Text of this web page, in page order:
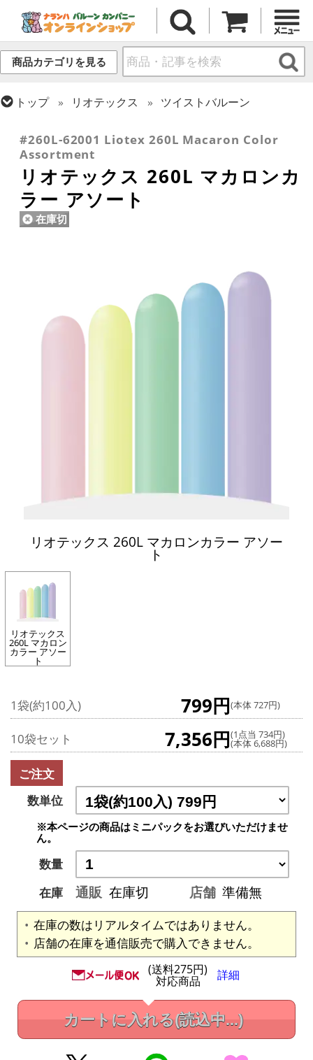
商品カテゴリを見る
トップ リオテックス
ツイストバルーン
#260L-62001 Liotex 260L Macaron Color
Assortment
リオテックス 260L マカロンカ
ラー アソート
在庫切
リオテックス 260L マカロンカラー アソー
ト
リオテックス
260L マカロン
カラー アソー
ト
1袋(約100入) 799円(本体 727円)
10袋セット 7,356円(1点当 734円)
(本体 6,688円)
ご注文
数単位
※本ページの商品はミニパックをお選びいただけませ
ん。
数量
在庫
通販 在庫切 店舗 準備無
在庫の数はリアルタイムではありません。
店舗の在庫を通信販売で購入できません。
(送料275円)
対応商品 詳細
カートに入れる(読込中...)